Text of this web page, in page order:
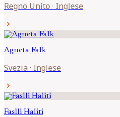
Regno Unito · Inglese
chevron_right
Agneta Falk
Svezia · Inglese
chevron_right
Faslli Haliti